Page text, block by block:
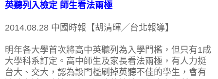
英聽列入檢定 師生看法兩極
2014.08.28 中國時報【胡清暉╱台北報導】
明年各大學首次將高中英聽列為入學門檻，但只有1成
大學科系訂定。高中師生及家長看法兩極，有人力挺
台大、交大，認為設門檻刷掉英聽不佳的學生，會有